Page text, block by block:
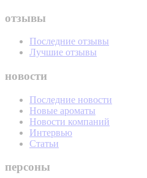
отзывы
Последние отзывы
Лучшие отзывы
новости
Последние новости
Новые ароматы
Новости компаний
Интервью
Статьи
персоны